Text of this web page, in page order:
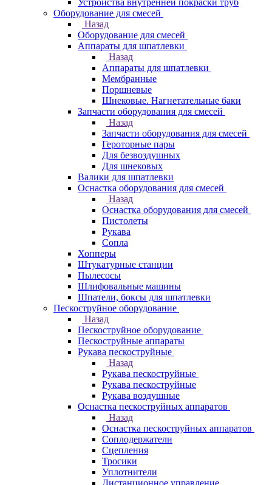
Устройства внутренней покраски труб
Оборудование для смесей
Назад
Оборудование для смесей
Аппараты для шпатлевки
Назад
Аппараты для шпатлевки
Мембранные
Поршневые
Шнековые. Нагнетательные баки
Запчасти оборудования для смесей
Назад
Запчасти оборудования для смесей
Героторные пары
Для безвоздушных
Для шнековых
Валики для шпатлевки
Оснастка оборудования для смесей
Назад
Оснастка оборудования для смесей
Пистолеты
Рукава
Сопла
Хопперы
Штукатурные станции
Пылесосы
Шлифовальные машины
Шпатели, боксы для шпатлевки
Пескоструйное оборудование
Назад
Пескоструйное оборудование
Пескоструйные аппараты
Рукава пескоструйные
Назад
Рукава пескоструйные
Рукава пескоструйные
Рукава воздушные
Оснастка пескоструйных аппаратов
Назад
Оснастка пескоструйных аппаратов
Соплодержатели
Сцепления
Тросики
Уплотнители
Дистанционное управление